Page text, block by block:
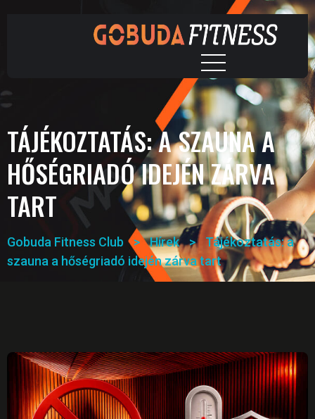
TÁJÉKOZTATÁS: A SZAUNA A
HŐSÉGRIADÓ IDEJÉN ZÁRVA
TART
Gobuda Fitness Club > Hírek > Tájékoztatás: a
szauna a hőségriadó idején zárva tart